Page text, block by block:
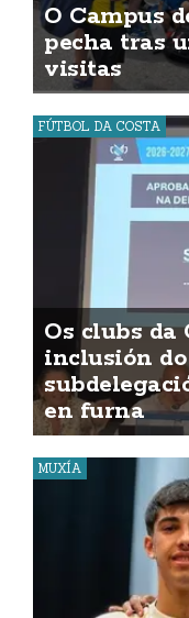
O Campus
pecha tras
visitas
FÚTBOL DA COSTA
Os clubs da
inclusión
en furna
MUXÍA